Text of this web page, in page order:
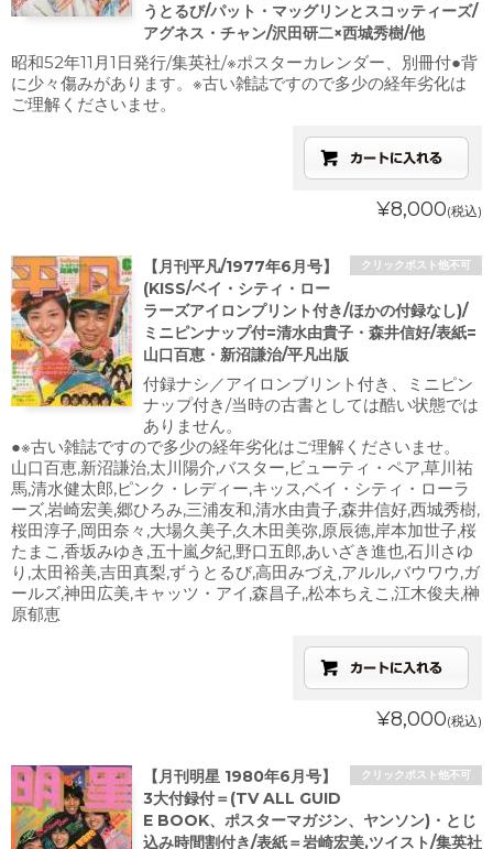
うとるび/パット・マッグリンとスコッティーズ/
アグネス・チャン/沢田研二×西城秀樹/他
昭和52年11月1日発行/集英社/※ポスターカレンダー、別冊付●背
に少々傷みがあります。※古い雑誌ですので多少の経年劣化は
ご理解くださいませ。
¥8,000(税込)
クリックポスト他不可
【月刊平凡/1977年6月号】
(KISS/ベイ・シティ・ロー
ラーズアイロンプリント付き/ほかの付録なし)/
ミニピンナップ付=清水由貴子・森井信好/表紙=
山口百恵・新沼謙治/平凡出版
付録ナシ／アイロンブリント付き、ミニピン
ナップ付き/当時の古書としては酷い状態では
ありません。
●※古い雑誌ですので多少の経年劣化はご理解くださいませ。
山口百恵,新沼謙治,太川陽介,バスター,ビューティ・ペア,草川祐
馬,清水健太郎,ピンク・レディー,キッス,ベイ・シティ・ローラ
ーズ,岩崎宏美,郷ひろみ,三浦友和,清水由貴子,森井信好,西城秀樹,
桜田淳子,岡田奈々,大場久美子,久木田美弥,原辰徳,岸本加世子,桜
たまこ,香坂みゆき,五十嵐夕紀,野口五郎,あいざき進也,石川さゆ
り,太田裕美,吉田真梨,ずうとるび,高田みづえ,アルル,バウワウ,ガ
ールズ,神田広美,キャッツ・アイ,森昌子,,松本ちえこ,江木俊夫,榊
原郁恵
¥8,000(税込)
クリックポスト他不可
【月刊明星 1980年6月号】
3大付録付＝(TV ALL GUID
E BOOK、ポスターマガジン、ヤンソン)・とじ
込み時間割付き/表紙＝岩崎宏美,ツイスト/集英社